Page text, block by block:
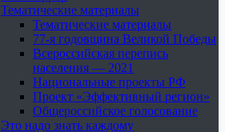
Тематические материалы
Тематические материалы
77-я годовщина Великой Победы
Всероссийская перепись
населения — 2021
Национальные проекты РФ
Проект «Эффективный регион»
Общероссийское голосование
Это надо знать каждому